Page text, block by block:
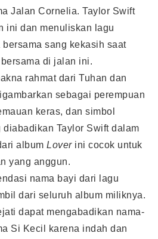
Jalan Cornelia. Taylor Swift
ini dan menuliskan lagu
sang kekasih saat
di jalan ini.
rahmat dari Tuhan dan
sebagai perempuan
keras, dan simbol
diabadikan Taylor Swift dalam
album Lover ini cocok untuk
yang anggun.
nama bayi dari lagu
dari seluruh album miliknya.
dapat mengabadikan nama-
Si Kecil karena indah dan